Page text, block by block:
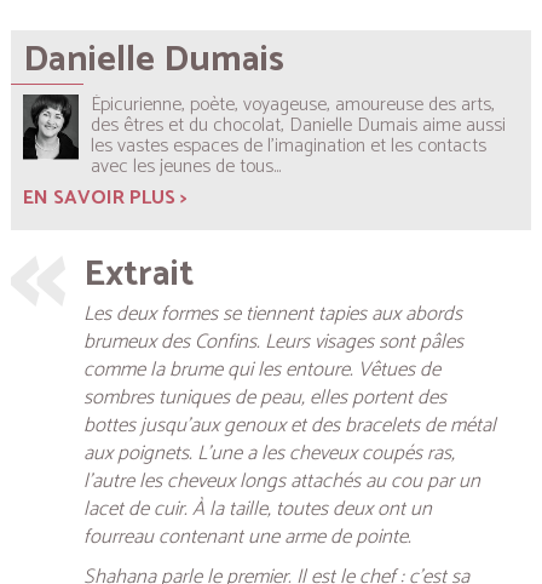
Danielle Dumais
Épicurienne, poète, voyageuse, amoureuse des arts,
des êtres et du chocolat, Danielle Dumais aime aussi
les vastes espaces de l’imagination et les contacts
avec les jeunes de tous...
EN SAVOIR PLUS >
Extrait
Les deux formes se tiennent tapies aux abords
brumeux des Confins. Leurs visages sont pâles
comme la brume qui les entoure. Vêtues de
sombres tuniques de peau, elles portent des
bottes jusqu’aux genoux et des bracelets de métal
aux poignets. L’une a les cheveux coupés ras,
l’autre les cheveux longs attachés au cou par un
lacet de cuir. À la taille, toutes deux ont un
fourreau contenant une arme de pointe.
Shahana parle le premier. Il est le chef : c’est sa